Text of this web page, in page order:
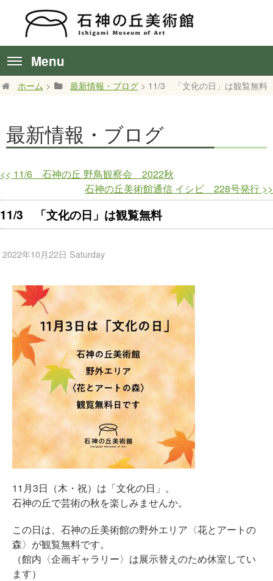
Menu
ホーム > 最新情報・ブログ > 11/3 「文化の日」は観覧無料
最新情報・ブログ
<< 11/6 石神の丘 野鳥観察会 2022秋
石神の丘美術館通信 イシビ 228号発行 >>
11/3 「文化の日」は観覧無料
2022年10月22日 Saturday
11月3日（木・祝）は「文化の日」。
石神の丘で芸術の秋を楽しみませんか。
この日は、石神の丘美術館の野外エリア〈花とアートの
森〉が観覧無料です。
（館内〈企画ギャラリー〉は展示替えのため休室してい
ます）